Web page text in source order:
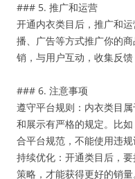
### 5. 推广和运营
开通内衣类目后，推广和
播、广告等方式推广你的
销，与用户互动，收集反馈
### 6. 注意事项
遵守平台规则：内衣类目
和展示有严格的规定。比
合平台规范，不能使用违规
持续优化：开通类目后，
策略，才能获得更好的销量